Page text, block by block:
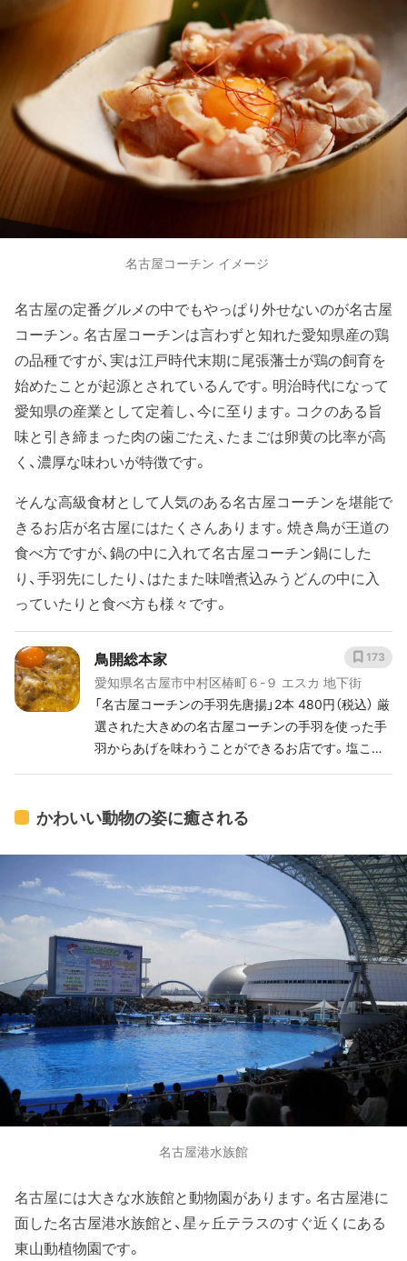
名古屋コーチン イメージ
名古屋の定番グルメの中でもやっぱり外せないのが名古屋
コーチン。名古屋コーチンは言わずと知れた愛知県産の鶏
の品種ですが、実は江戸時代末期に尾張藩士が鶏の飼育を
始めたことが起源とされているんです。明治時代になって
愛知県の産業として定着し、今に至ります。コクのある旨
味と引き締まった肉の歯ごたえ、たまごは卵黄の比率が高
く、濃厚な味わいが特徴です。
そんな高級食材として人気のある名古屋コーチンを堪能で
きるお店が名古屋にはたくさんあります。焼き鳥が王道の
食べ方ですが、鍋の中に入れて名古屋コーチン鍋にした
り、手羽先にしたり、はたまた味噌煮込みうどんの中に入
っていたりと食べ方も様々です。
鳥開総本家
愛知県名古屋市中村区椿町６-９ エスカ 地下街
「名古屋コーチンの手羽先唐揚」2本 480円（税込） 厳
選された大きめの名古屋コーチンの手羽を使った手
羽からあげを味わうことができるお店です。塩こし
のが特徴となっています。
173
かわいい動物の姿に癒される
名古屋港水族館
名古屋には大きな水族館と動物園があります。名古屋港に
面した名古屋港水族館と、星ヶ丘テラスのすぐ近くにある
東山動植物園です。